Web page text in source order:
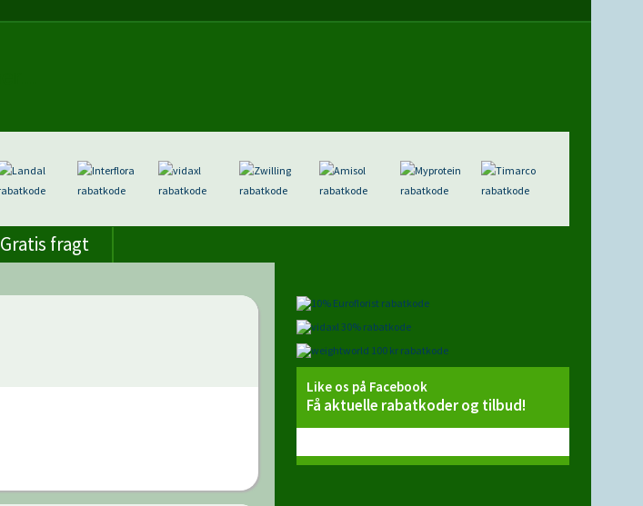
Gratis fragt
Like os på Facebook
Få aktuelle rabatkoder og tilbud!